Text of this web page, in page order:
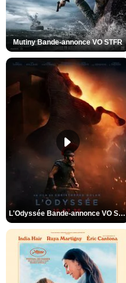
Mutiny Bande-annonce VO STFR
L'Odyssée Bande-annonce VO STFR